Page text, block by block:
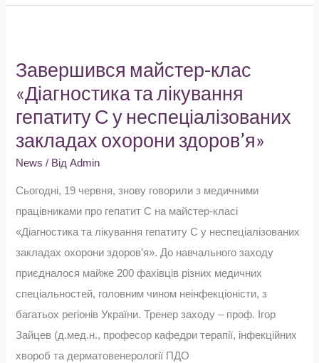
Завершився майстер-клас
«Діагностика та лікування
гепатиту С у неспеціалізованих
закладах охорони здоров’я»
News / ВідAdmin
Сьогодні, 19 червня, знову говорили з медичними
працівниками про гепатит С на майстер-класі
«Діагностика та лікування гепатиту С у неспеціалізованих
закладах охорони здоров’я». До навчального заходу
приєдналося майже 200 фахівців різних медичних
спеціальностей, головним чином неінфекціоністи, з
багатьох регіонів України. Тренер заходу – проф. Ігор
Зайцев (д.мед.н., професор кафедри терапії, інфекційних
хвороб та дерматовенерології ПДО
клас
«Діагностика
та
лікування
у
неспеціалізованих
закладах
охорони
здоров’я»